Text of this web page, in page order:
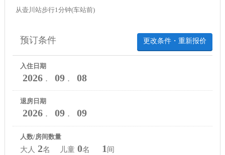
从壶川站步行1分钟(车站前)
更改条件・重新报价
预订条件
入住日期
2026． 09． 08
退房日期
2026． 09． 09
人数/房间数量
大人 2名 儿童 0名 1 间